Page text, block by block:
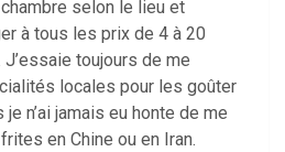
selon le lieu et
à tous les prix de 4 à 20
toujours de me
locales pour les goûter
n’ai jamais eu honte de me
en Chine ou en Iran.